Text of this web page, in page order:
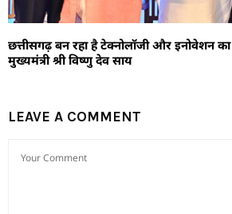
छत्तीसगढ़ बन रहा है टेक्नोलॉजी और इनोवेशन
मुख्यमंत्री श्री विष्णु देव साय
LEAVE A COMMENT